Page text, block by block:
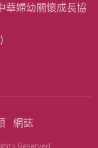
華婦幼關懷成長協
網誌
Reserved